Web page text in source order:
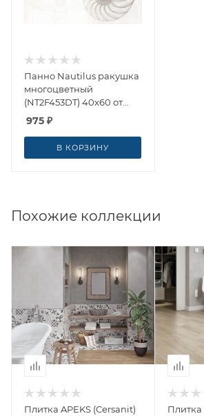
Панно Nautilus ракушка
многоцветный
(NT2F453DT) 40x60 от
Cersanit (Россия)
975 ₽
В КОРЗИНУ
Похожие коллекции
Плитка APEKS (Cersanit)
Плитка